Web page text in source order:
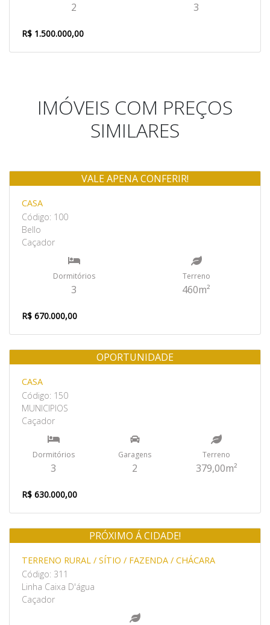
2 3
R$ 1.500.000,00
IMÓVEIS COM PREÇOS
SIMILARES
Venda
VALE APENA CONFERIR!
CASA
Código: 100
Bello
Caçador
Dormitórios
3
Terreno
460m²
R$ 670.000,00
Venda
OPORTUNIDADE
CASA
Código: 150
MUNICIPIOS
Caçador
Dormitórios
3
Garagens
2
Terreno
379,00m²
R$ 630.000,00
Venda
PRÓXIMO Á CIDADE!
TERRENO RURAL / SÍTIO / FAZENDA / CHÁCARA
Código: 311
Linha Caixa D'água
Caçador